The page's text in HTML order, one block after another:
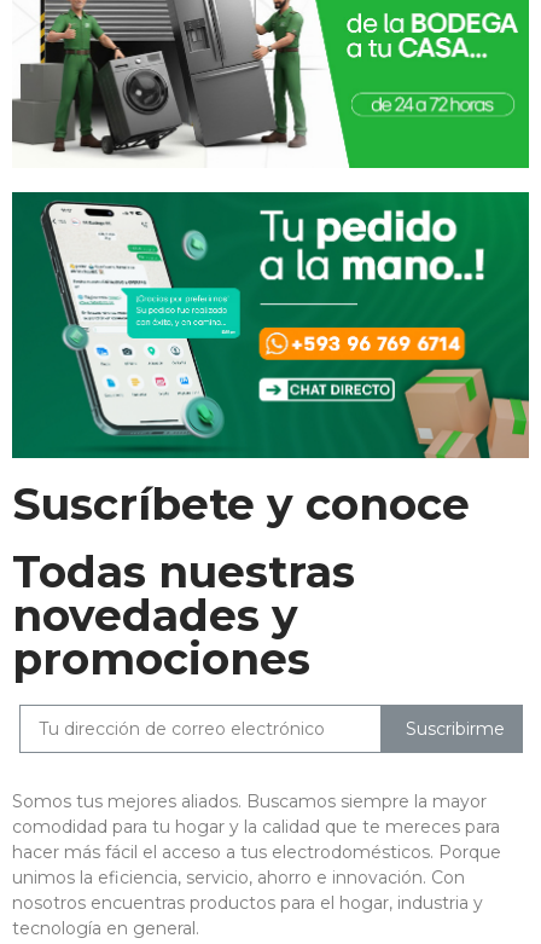
Suscríbete y conoce
Todas nuestras
novedades y
promociones
Suscribirme
Somos tus mejores aliados. Buscamos siempre la mayor
comodidad para tu hogar y la calidad que te mereces para
hacer más fácil el acceso a tus electrodomésticos. Porque
unimos la eficiencia, servicio, ahorro e innovación. Con
nosotros encuentras productos para el hogar, industria y
tecnología en general.